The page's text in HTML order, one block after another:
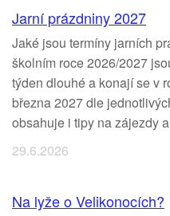
Jarní prázdniny 2027
Jaké jsou termíny jarních
školním roce 2026/2027
týden dlouhé a konají se v
března 2027 dle
obsahuje i tipy na zájezdy
29.6.2026
Na lyže o Velikonocích?